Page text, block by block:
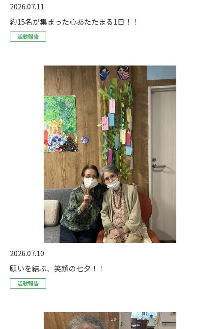
2026.07.11
約15名が集まった心あたたまる1日！！
活動報告
2026.07.10
願いを結ぶ、笑顔の七夕！！
活動報告